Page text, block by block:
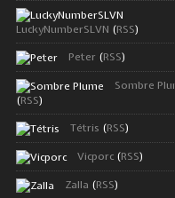
LuckyNumberSLVN (RSS)
Peter (RSS)
Sombre
(RSS)
Tétris (RSS)
Vicporc (RSS)
Zalla (RSS)